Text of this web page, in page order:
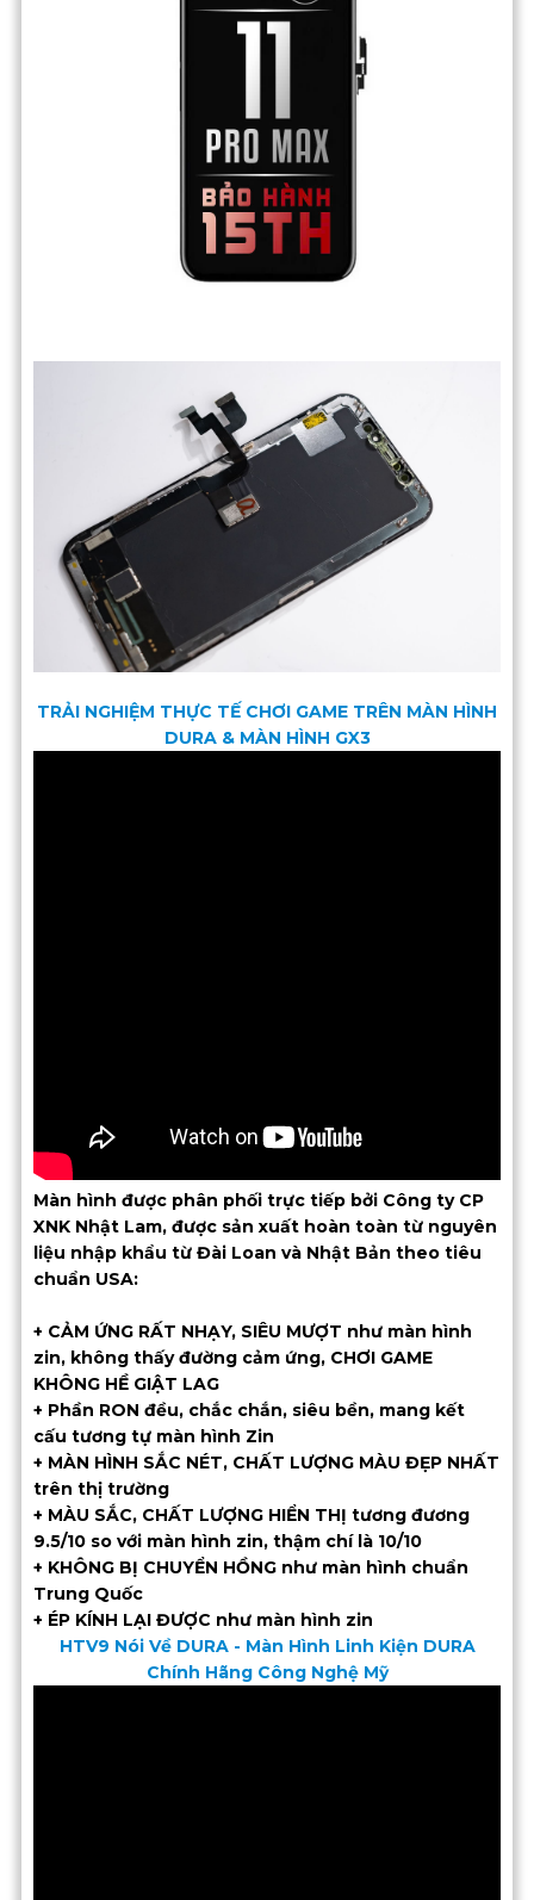
TRẢI NGHIỆM THỰC TẾ CHƠI GAME TRÊN MÀN HÌNH
DURA & MÀN HÌNH GX3
Màn hình được phân phối trực tiếp bởi Công ty CP
XNK Nhật Lam, được sản xuất hoàn toàn từ nguyên
liệu nhập khẩu từ Đài Loan và Nhật Bản theo tiêu
chuẩn USA:
+ CẢM ỨNG RẤT NHẠY, SIÊU MƯỢT như màn hình
zin, không thấy đường cảm ứng, CHƠI GAME
KHÔNG HỀ GIẬT LAG
+ Phần RON đều, chắc chắn, siêu bền, mang kết
cấu tương tự màn hình Zin
+ MÀN HÌNH SẮC NÉT, CHẤT LƯỢNG MÀU ĐẸP NHẤT
trên thị trường
+ MÀU SẮC, CHẤT LƯỢNG HIỂN THỊ tương đương
9.5/10 so với màn hình zin, thậm chí là 10/10
+ KHÔNG BỊ CHUYỂN HỒNG như màn hình chuẩn
Trung Quốc
+ ÉP KÍNH LẠI ĐƯỢC như màn hình zin
HTV9 Nói Về DURA - Màn Hình Linh Kiện DURA
Chính Hãng Công Nghệ Mỹ